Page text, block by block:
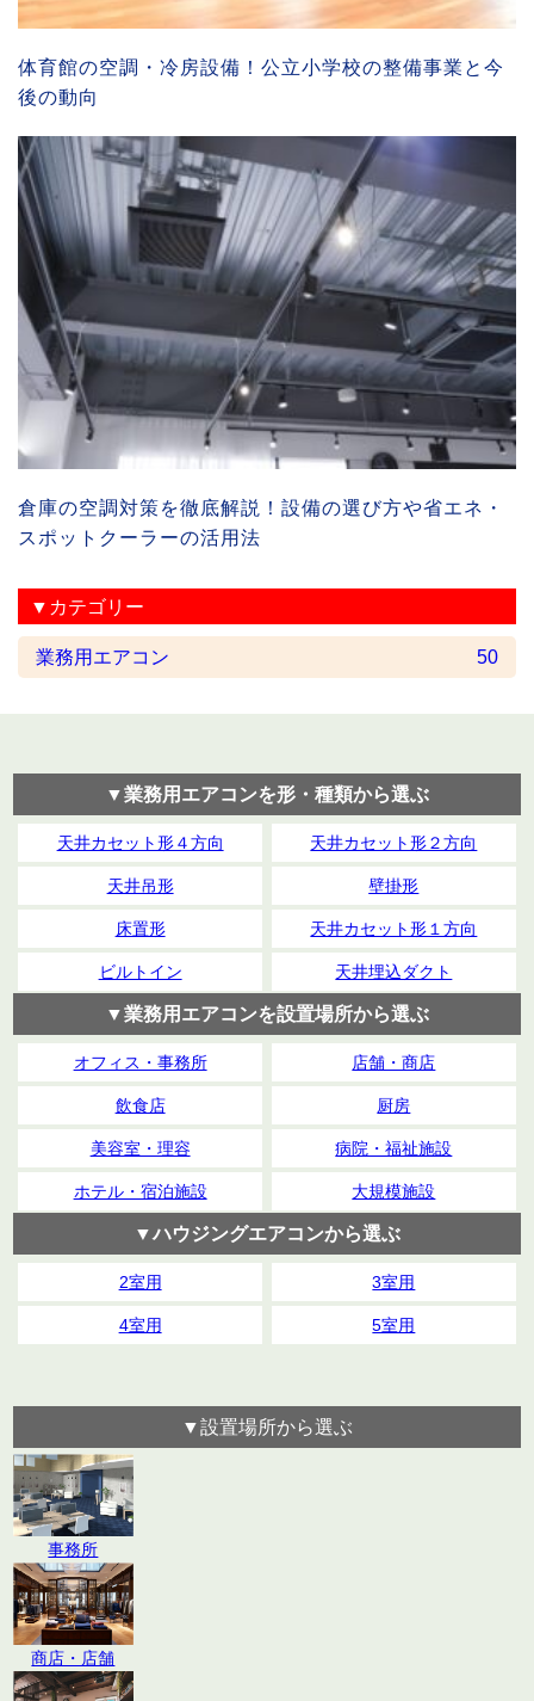
体育館の空調・冷房設備！公立小学校の整備事業と今
後の動向
倉庫の空調対策を徹底解説！設備の選び方や省エネ・
スポットクーラーの活用法
▼カテゴリー
業務用エアコン 50
▼業務用エアコンを形・種類から選ぶ
天井カセット形４方向 天井カセット形２方向
天井吊形 壁掛形
床置形 天井カセット形１方向
ビルトイン 天井埋込ダクト
▼業務用エアコンを設置場所から選ぶ
オフィス・事務所 店舗・商店
飲食店 厨房
美容室・理容 病院・福祉施設
ホテル・宿泊施設 大規模施設
▼ハウジングエアコンから選ぶ
2室用 3室用
4室用 5室用
▼設置場所から選ぶ
事務所
商店・店舗